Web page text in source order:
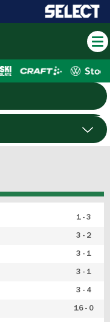
1 - 3
3 - 2
3 - 1
3 - 1
3 - 4
16 - 0